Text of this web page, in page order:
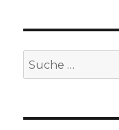
Suche
nach: